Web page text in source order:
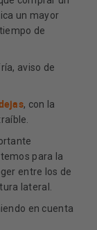
un mayor
de
aviso de
, con la
para la
entre los de
lateral.
en cuenta